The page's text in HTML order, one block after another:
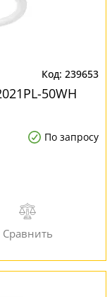
239653
50WH
По запросу